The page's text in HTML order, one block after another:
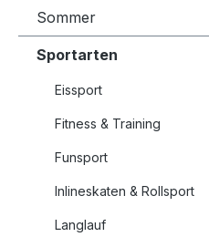
Sommer
Sportarten
Eissport
Fitness & Training
Funsport
Inlineskaten & Rollsport
Langlauf